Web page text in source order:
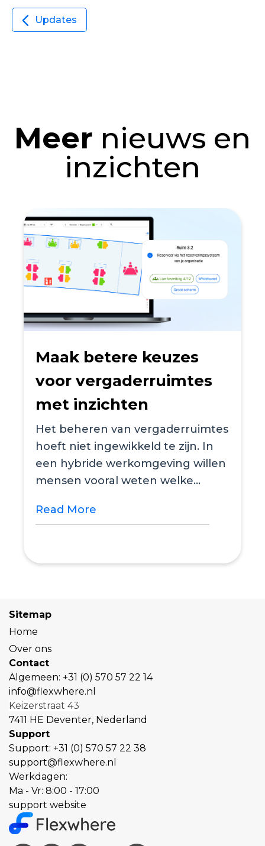
Updates
Meer nieuws en
inzichten
Maak betere keuzes
voor vergaderruimtes
met inzichten
Het beheren van vergaderruimtes
hoeft niet ingewikkeld te zijn. In
een hybride werkomgeving willen
mensen vooral weten welke
Read More
Sitemap
Home
Over ons
Contact
Algemeen: +31 (0) 570 57 22 14
info@flexwhere.nl
Keizerstraat 43
7411 HE Deventer, Nederland
Support
Support: +31 (0) 570 57 22 38
support@flexwhere.nl
Werkdagen:
Ma - Vr: 8:00 - 17:00
support website